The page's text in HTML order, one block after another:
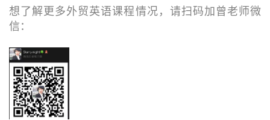
想了解更多外贸英语课程情况，请扫码加曾老师微
信：